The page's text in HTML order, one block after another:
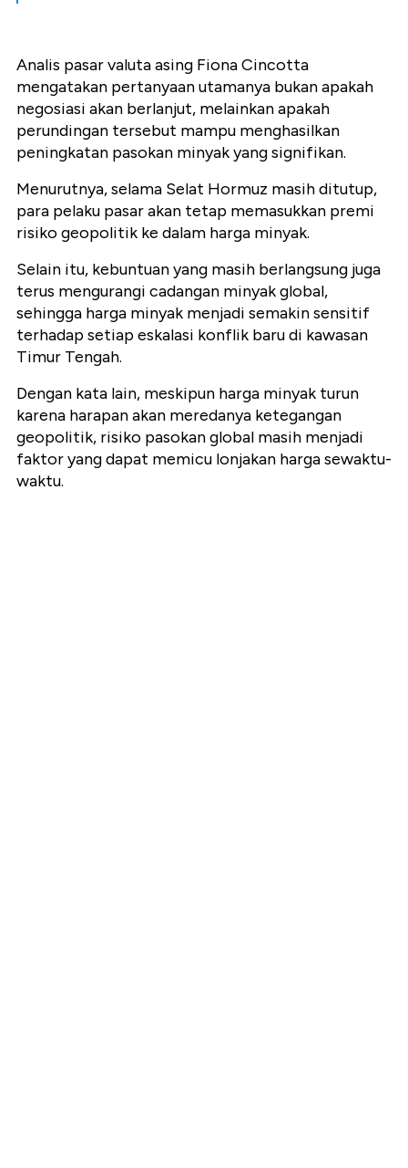
Analis pasar valuta asing Fiona Cincotta
mengatakan pertanyaan utamanya bukan apakah
negosiasi akan berlanjut, melainkan apakah
perundingan tersebut mampu menghasilkan
peningkatan pasokan minyak yang signifikan.
Menurutnya, selama Selat Hormuz masih ditutup,
para pelaku pasar akan tetap memasukkan premi
risiko geopolitik ke dalam harga minyak.
Selain itu, kebuntuan yang masih berlangsung juga
terus mengurangi cadangan minyak global,
sehingga harga minyak menjadi semakin sensitif
terhadap setiap eskalasi konflik baru di kawasan
Timur Tengah.
Dengan kata lain, meskipun harga minyak turun
karena harapan akan meredanya ketegangan
geopolitik, risiko pasokan global masih menjadi
faktor yang dapat memicu lonjakan harga sewaktu-
waktu.